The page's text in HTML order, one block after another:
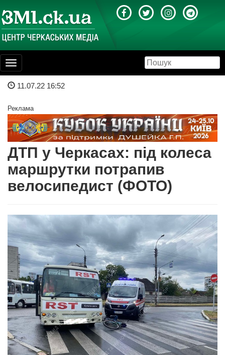
Toggle
navigation
11.07.22 16:52
Реклама
ДТП у Черкасах: під колеса
маршрутки потрапив
велосипедист (ФОТО)